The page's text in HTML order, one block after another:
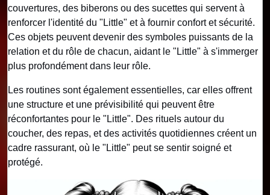
couvertures, des biberons ou des sucettes qui servent à
renforcer l'identité du "Little" et à fournir confort et sécurité.
Ces objets peuvent devenir des symboles puissants de la
relation et du rôle de chacun, aidant le "Little" à s'immerger
plus profondément dans leur rôle.
Les routines sont également essentielles, car elles offrent
une structure et une prévisibilité qui peuvent être
réconfortantes pour le "Little". Des rituels autour du
coucher, des repas, et des activités quotidiennes créent un
cadre rassurant, où le "Little" peut se sentir soigné et
protégé.